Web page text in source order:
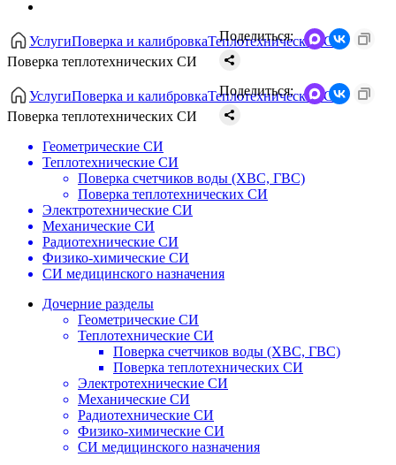
УслугиПоверка и калибровкаТеплотехнические СИ
Поверка теплотехнических СИ
Поделиться:
УслугиПоверка и калибровкаТеплотехнические СИ
Поверка теплотехнических СИ
Поделиться:
Геометрические СИ
Теплотехнические СИ
Поверка счетчиков воды (ХВС, ГВС)
Поверка теплотехнических СИ
Электротехнические СИ
Механические СИ
Радиотехнические СИ
Физико-химические СИ
СИ медицинского назначения
Дочерние разделы
Геометрические СИ
Теплотехнические СИ
Поверка счетчиков воды (ХВС, ГВС)
Поверка теплотехнических СИ
Электротехнические СИ
Механические СИ
Радиотехнические СИ
Физико-химические СИ
СИ медицинского назначения